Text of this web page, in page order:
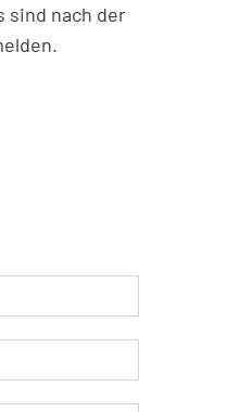
sind nach der
Link wird in einem neuen